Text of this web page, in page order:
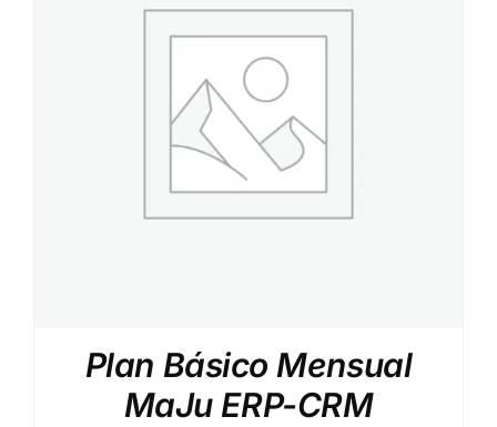
Plan Básico Mensual
MaJu ERP-CRM